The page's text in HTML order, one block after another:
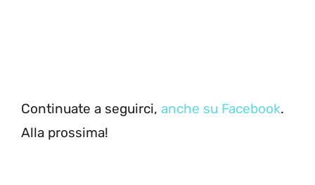
Continuate a seguirci, anche su Facebook.
Alla prossima!